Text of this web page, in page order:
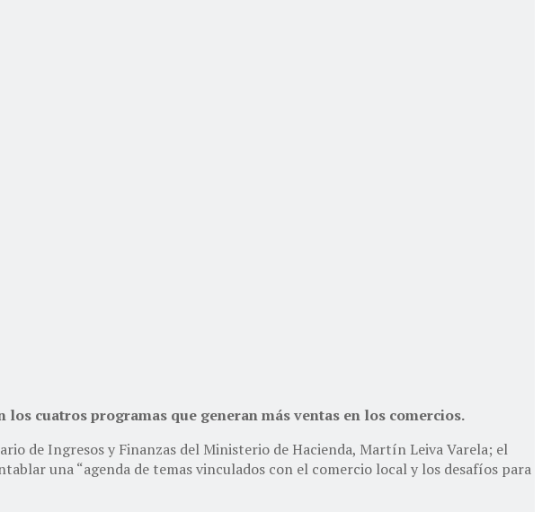
cuatros programas que generan más ventas en los comercios.
de Ingresos y Finanzas del Ministerio de Hacienda, Martín Leiva Varela; el
una “agenda de temas vinculados con el comercio local y los desafíos para